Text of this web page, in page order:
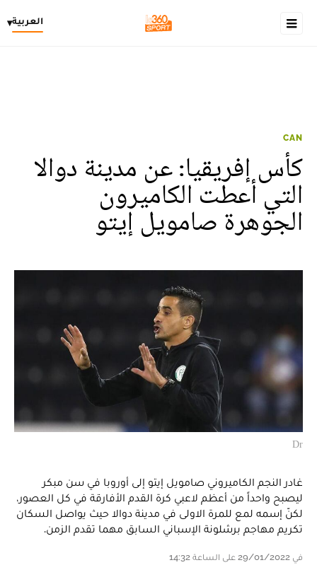
العربية▾
CAN
كأس إفريقيا: عن مدينة دوالا
التي أعطت الكاميرون
الجوهرة صامويل إيتو
Dr
غادر النجم الكاميروني صامويل إيتو إلى أوروبا في سن مبكر
ليصبح واحداً من أعظم لاعبي كرة القدم الأفارقة في كل العصور،
لكنّ إسمه لمع للمرة الاولى في مدينة دوالا حيث يواصل السكان
تكريم مهاجم برشلونة الإسباني السابق مهما تقدم الزمن.
في 29/01/2022 على الساعة 14:32